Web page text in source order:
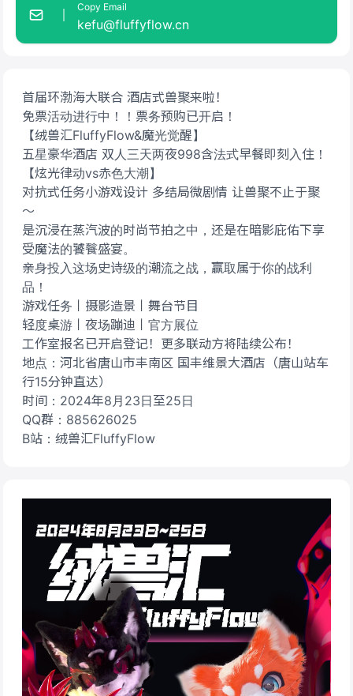
首届环渤海大联合 酒店式兽聚来啦！
免票活动进行中！！票务预购已开启！
【绒兽汇FluffyFlow&魔光觉醒】
五星豪华酒店 双人三天两夜998含法式早餐即刻入住！
【炫光律动vs赤色大潮】
对抗式任务小游戏设计 多结局微剧情 让兽聚不止于聚
～
是沉浸在蒸汽波的时尚节拍之中，还是在暗影庇佑下享
受魔法的饕餮盛宴。
亲身投入这场史诗级的潮流之战，赢取属于你的战利
品！
游戏任务丨摄影造景丨舞台节目
轻度桌游丨夜场蹦迪丨官方展位
工作室报名已开启登记！更多联动方将陆续公布！
地点：河北省唐山市丰南区 国丰维景大酒店（唐山站车
行15分钟直达）
时间：2024年8月23日至25日
QQ群：885626025
B站：绒兽汇FluffyFlow
Copy Email
kefu@fluffyflow.cn